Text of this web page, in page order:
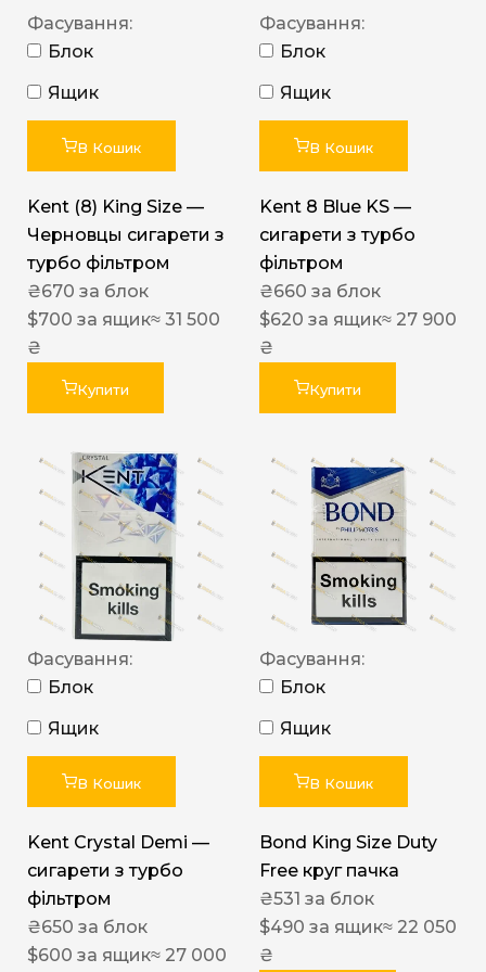
Фасування:
Блок
Ящик
В Кошик
Kent (8) King Size —
Черновцы сигарети з
турбо фільтром
₴670 за блок
$700 за ящик≈ 31 500
₴
Купити
Фасування:
Блок
Ящик
В Кошик
Kent 8 Blue KS —
сигарети з турбо
фільтром
₴660 за блок
$620 за ящик≈ 27 900
₴
Купити
Фасування:
Блок
Ящик
В Кошик
Kent Crystal Demi —
сигарети з турбо
фільтром
₴650 за блок
$600 за ящик≈ 27 000
Фасування:
Блок
Ящик
В Кошик
Bond King Size Duty
Free круг пачка
₴531 за блок
$490 за ящик≈ 22 050
₴